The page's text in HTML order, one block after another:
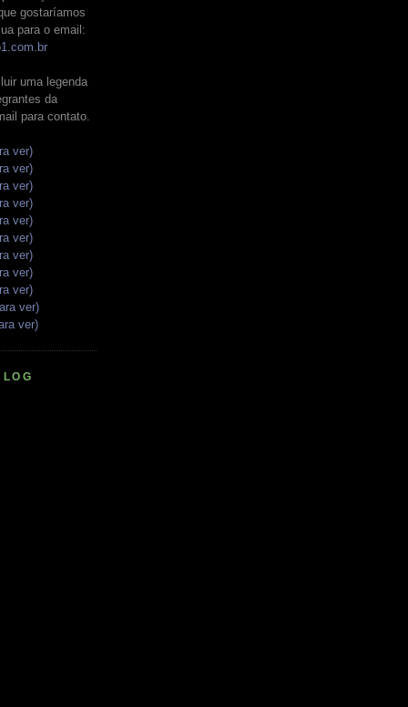
gostaríamos
para o email:
uma legenda
da
para contato.
ver)
ver)
ver)
ver)
ver)
ver)
ver)
ver)
ver)
ver)
ver)